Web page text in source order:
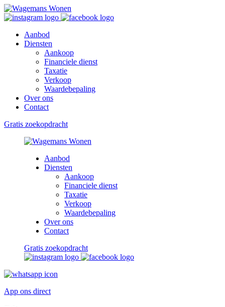
Aanbod
Diensten
Aankoop
Financiele dienst
Taxatie
Verkoop
Waardebepaling
Over ons
Contact
Gratis zoekopdracht
Aanbod
Diensten
Aankoop
Financiele dienst
Taxatie
Verkoop
Waardebepaling
Over ons
Contact
Gratis zoekopdracht
App ons direct